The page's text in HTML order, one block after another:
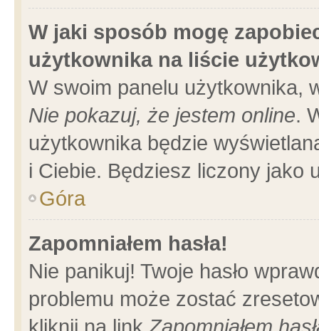
W jaki sposób mogę
użytkownika na liście
W swoim panelu użytkownika,
Nie pokazuj, że jestem online.
użytkownika będzie
i Ciebie. Będziesz liczony jako
Góra
Zapomniałem hasła!
Nie panikuj! Twoje hasło
problemu może zostać